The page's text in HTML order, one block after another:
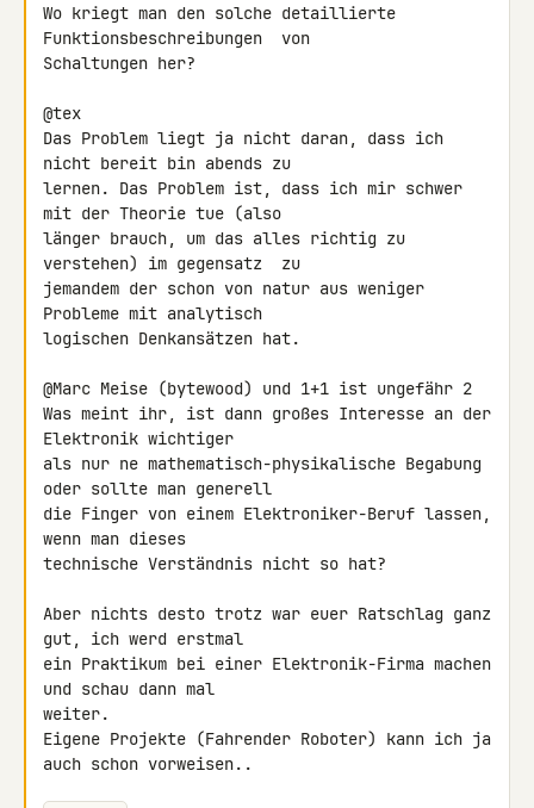
Wo kriegt man den solche detaillierte
Funktionsbeschreibungen  von
Schaltungen her?
@tex
Das Problem liegt ja nicht daran, dass ich
nicht bereit bin abends zu
lernen. Das Problem ist, dass ich mir schwer
mit der Theorie tue (also
länger brauch, um das alles richtig zu
verstehen) im gegensatz  zu
jemandem der schon von natur aus weniger
Probleme mit analytisch
logischen Denkansätzen hat.
@Marc Meise (bytewood) und 1+1 ist ungefähr 2
Was meint ihr, ist dann großes Interesse an der
Elektronik wichtiger
als nur ne mathematisch-physikalische Begabung
oder sollte man generell
die Finger von einem Elektroniker-Beruf lassen,
wenn man dieses
technische Verständnis nicht so hat?
Aber nichts desto trotz war euer Ratschlag ganz
gut, ich werd erstmal
ein Praktikum bei einer Elektronik-Firma machen
und schau dann mal
weiter.
Eigene Projekte (Fahrender Roboter) kann ich ja
auch schon vorweisen..